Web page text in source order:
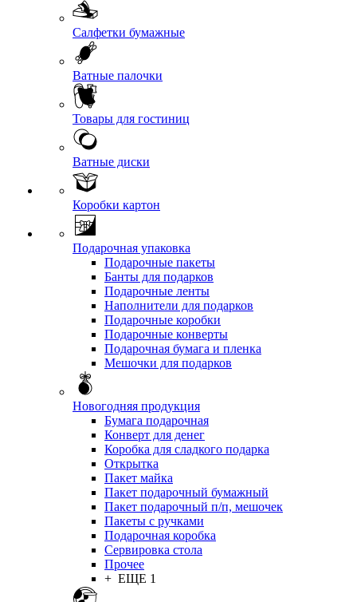
Салфетки бумажные
Ватные палочки
Товары для гостиниц
Ватные диски
Коробки картон
Подарочная упаковка
Подарочные пакеты
Банты для подарков
Подарочные ленты
Наполнители для подарков
Подарочные коробки
Подарочные конверты
Подарочная бумага и пленка
Мешочки для подарков
Новогодняя продукция
Бумага подарочная
Конверт для денег
Коробка для сладкого подарка
Открытка
Пакет майка
Пакет подарочный бумажный
Пакет подарочный п/п, мешочек
Пакеты с ручками
Подарочная коробка
Сервировка стола
Прочее
+ ЕЩЕ 1